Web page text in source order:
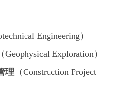
Engineering）
（Geophysical Exploration）
理 （Construction Project